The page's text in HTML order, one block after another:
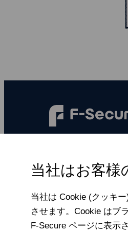
デジタルシーンをよ
当社はお客様
当社は Cookie (クッキ
させます。Cookie はブ
F‑Secure ページに表示